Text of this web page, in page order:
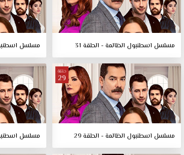
مسلسل اسطنبول الظالمة - الحلقة 31 مسلسل
حلقة
29
مسلسل اسطنبول الظالمة - الحلقة 29 مسلسل